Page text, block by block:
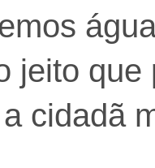
jeito que
cidadã